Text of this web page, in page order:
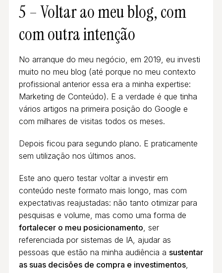
5 – Voltar ao meu blog, com
com outra intenção
No arranque do meu negócio, em 2019, eu investi
muito no meu blog (até porque no meu contexto
profissional anterior essa era a minha expertise:
Marketing de Conteúdo). E a verdade é que tinha
vários artigos na primeira posição do Google e
com milhares de visitas todos os meses.
Depois ficou para segundo plano. E praticamente
sem utilização nos últimos anos.
Este ano quero testar voltar a investir em
conteúdo neste formato mais longo, mas com
expectativas reajustadas: não tanto otimizar para
pesquisas e volume, mas como uma forma de
fortalecer o meu posicionamento, ser
referenciada por sistemas de IA, ajudar as
pessoas que estão na minha audiência a sustentar
as suas decisões de compra e investimentos,